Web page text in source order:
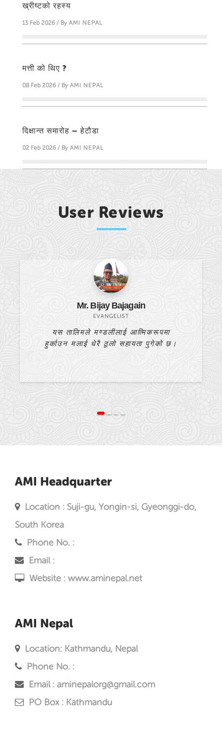
ख्रीष्टको रहस्य
13 Feb 2026 / By AMI NEPAL
मत्ती को थिए ?
08 Feb 2026 / By AMI NEPAL
दिक्षान्त समारोह – हेटौडा
02 Feb 2026 / By AMI NEPAL
User Reviews
Mr. Bijay Bajagain
यस तालिमले मण्डलीलाई आत्मिकरूपमा
मलाई धेरै ठूलो सहायता पुगेको छ।
AMI Headquarter
Location : Suji-gu, Yongin-si, Gyeonggi-do,
South Korea
Phone No. :
Email :
Website : www.aminepal.net
AMI Nepal
Location: Kathmandu, Nepal
Phone No. :
Email : aminepalorg@gmail.com
PO Box : Kathmandu